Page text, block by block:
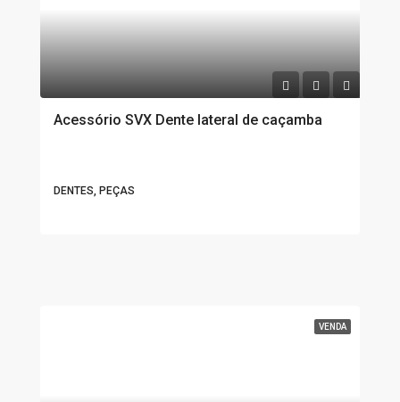
Acessório SVX Dente lateral de caçamba
DENTES, PEÇAS
VENDA